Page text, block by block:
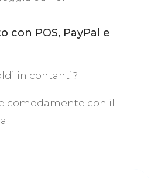
con POS, PayPal e
in contanti?
comodamente con il